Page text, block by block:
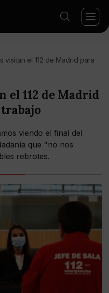
visitan el 112 de Madrid para
el 112 de Madrid
viendo el final del
que "no nos
rebrotes.